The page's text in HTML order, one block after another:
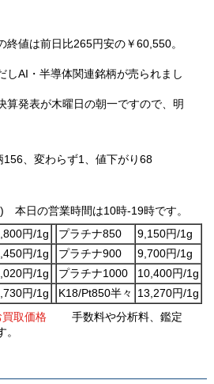
値は前日比265円安の￥60,550。
しAI・半導体関連銘柄が売られまし
算発表が木曜日の朝一ですので、明
、変わらず1、値下がり68
本日の営業時間は10時-19時です。
円/1g プラチナ850
9,150円/1g
円/1g プラチナ900
9,700円/1g
円/1g プラチナ1000
10,400円/1g
円/1g K18/Pt850半々
13,270円/1g
買取価格手数料や分析料、鑑定